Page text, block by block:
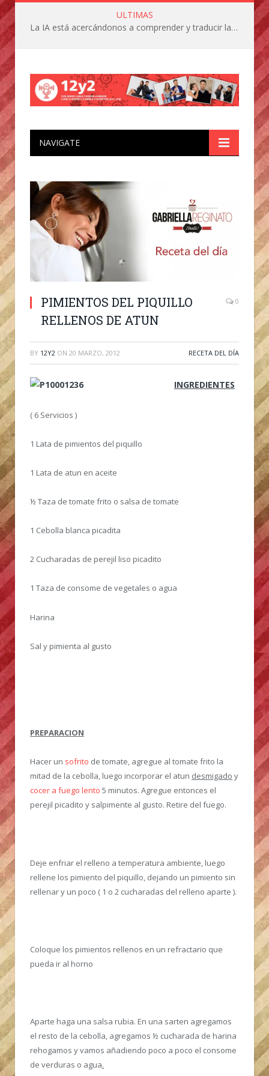
ULTIMAS
La IA está acercándonos a comprender y traducir las vocalizaciones y comportamientos de nuestras mascotas
NAVIGATE
PIMIENTOS DEL PIQUILLO
RELLENOS DE ATUN
0
BY 12Y2 ON 20 MARZO, 2012 RECETA DEL DÍA
INGREDIENTES
( 6 Servicios )
1 Lata de pimientos del piquillo
1 Lata de atun en aceite
½ Taza de tomate frito o salsa de tomate
1 Cebolla blanca picadita
2 Cucharadas de perejil liso picadito
1 Taza de consome de vegetales o agua
Harina
Sal y pimienta al gusto
PREPARACION
Hacer un sofrito de tomate, agregue al tomate frito la
mitad de la cebolla, luego incorporar el atun desmigado y
cocer a fuego lento 5 minutos. Agregue entonces el
perejil picadito y salpimente al gusto. Retire del fuego.
Deje enfriar el relleno a temperatura ambiente, luego
rellene los pimiento del piquillo, dejando un pimiento sin
rellenar y un poco ( 1 o 2 cucharadas del relleno aparte ).
Coloque los pimientos rellenos en un refractario que
pueda ir al horno
Aparte haga una salsa rubia. En una sarten agregamos
el resto de la cebolla, agregamos ½ cucharada de harina
rehogamos y vamos añadiendo poco a poco el consome
de verduras o agua.